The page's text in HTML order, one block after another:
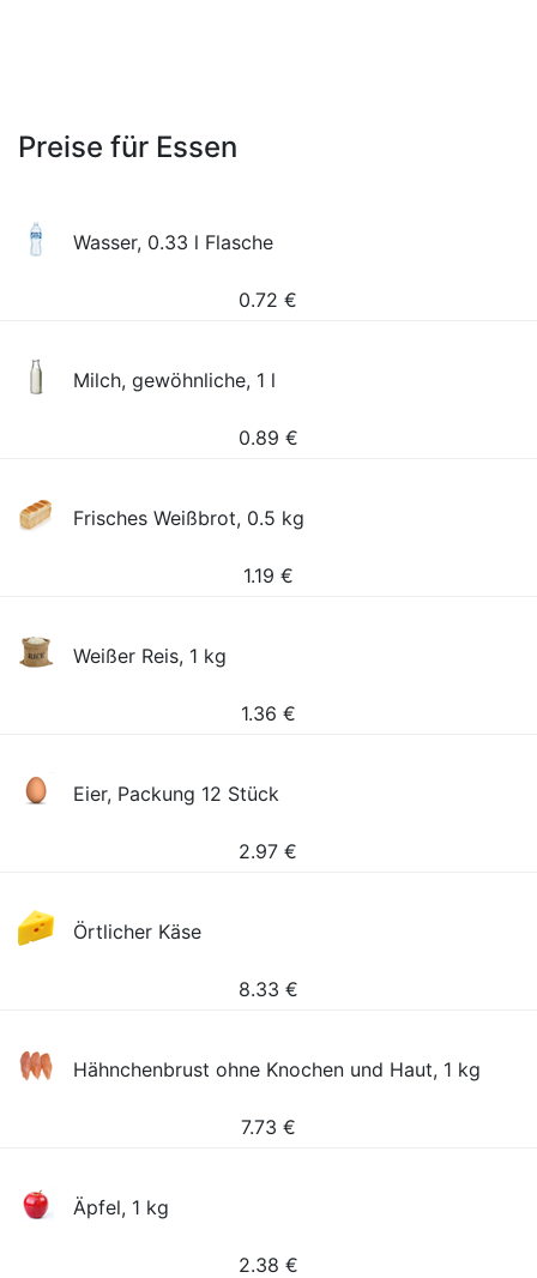
Preise für Essen
Wasser, 0.33 l Flasche
0.72 €
Milch, gewöhnliche, 1 l
0.89 €
Frisches Weißbrot, 0.5 kg
1.19 €
Weißer Reis, 1 kg
1.36 €
Eier, Packung 12 Stück
2.97 €
Örtlicher Käse
8.33 €
Hähnchenbrust ohne Knochen und Haut, 1 kg
7.73 €
Äpfel, 1 kg
2.38 €